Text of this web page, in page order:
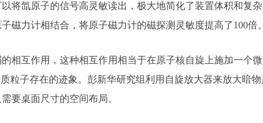
将氙原子的信号高灵敏读出，极大地简化了装置体积和复
磁力计相结合，将原子磁力计的磁探测灵敏度提高了100倍。
互作用，这种相互作用相当于在原子核自旋上施加一个
粒子存在的迹象。彭新华研究组利用自旋放大器来放大暗
要桌面尺寸的空间布局。